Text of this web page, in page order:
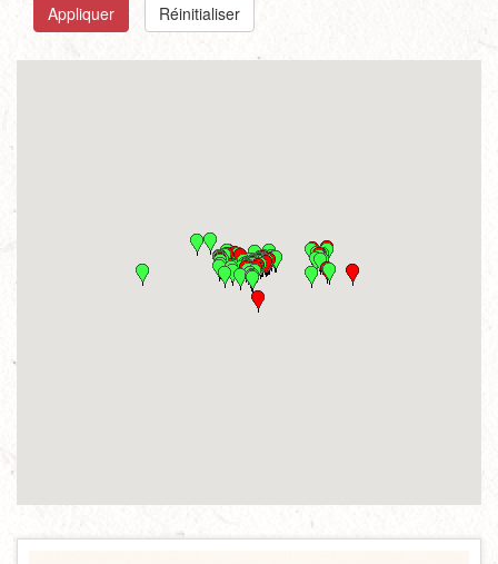
Appliquer Réinitialiser